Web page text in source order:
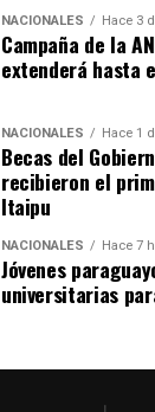
NACIONALES Hace 3
Campaña de la
extenderá hasta
NACIONALES Hace 1
Becas del
recibieron el
Itaipu
NACIONALES Hace 7
Jóvenes
universitarias